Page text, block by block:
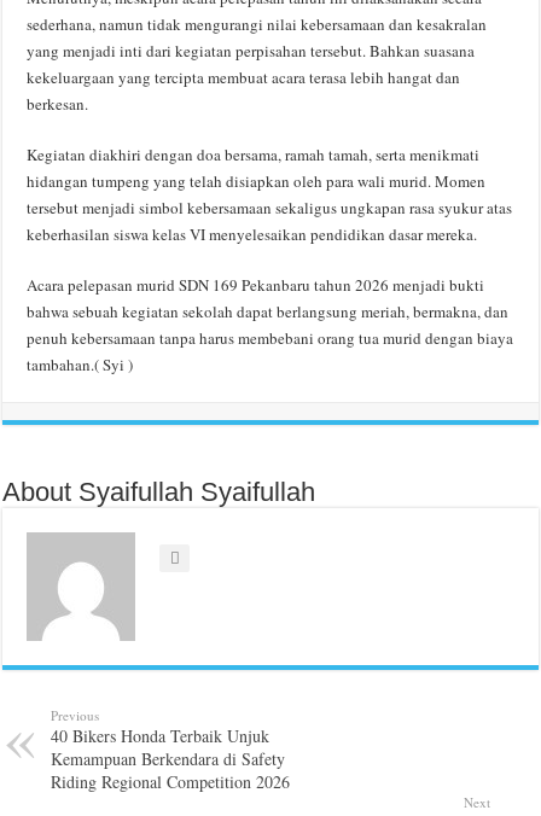
sederhana, namun tidak mengurangi nilai kebersamaan dan kesakralan
yang menjadi inti dari kegiatan perpisahan tersebut. Bahkan suasana
kekeluargaan yang tercipta membuat acara terasa lebih hangat dan
berkesan.
Kegiatan diakhiri dengan doa bersama, ramah tamah, serta menikmati
hidangan tumpeng yang telah disiapkan oleh para wali murid. Momen
tersebut menjadi simbol kebersamaan sekaligus ungkapan rasa syukur atas
keberhasilan siswa kelas VI menyelesaikan pendidikan dasar mereka.
Acara pelepasan murid SDN 169 Pekanbaru tahun 2026 menjadi bukti
bahwa sebuah kegiatan sekolah dapat berlangsung meriah, bermakna, dan
penuh kebersamaan tanpa harus membebani orang tua murid dengan biaya
tambahan.( Syi )
About Syaifullah Syaifullah
Previous
40 Bikers Honda Terbaik Unjuk
Kemampuan Berkendara di Safety
Riding Regional Competition 2026
Next